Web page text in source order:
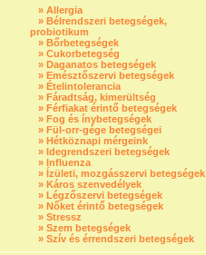
» Allergia
» Bélrendszeri betegségek,
probiotikum
» Bőrbetegségek
» Cukorbetegség
» Daganatos betegségek
» Emésztőszervi betegségek
» Ételintolerancia
» Fáradtság, kimerültség
» Férfiakat érintő betegségek
» Fog és ínybetegségek
» Fül-orr-gége betegségei
» Hétköznapi mérgeink
» Idegrendszeri betegségek
» Influenza
» Ízületi, mozgásszervi betegségek
» Káros szenvedélyek
» Légzőszervi betegségek
» Nőket érintő betegségek
» Stressz
» Szem betegségek
» Szív és érrendszeri betegségek